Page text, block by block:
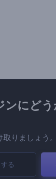
ンにど
りましょう。